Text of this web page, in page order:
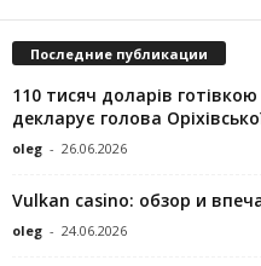
Последние публикации
110 тисяч доларів
декларує голова
oleg - 26.06.2026
Vulkan casino: обзор и
oleg - 24.06.2026